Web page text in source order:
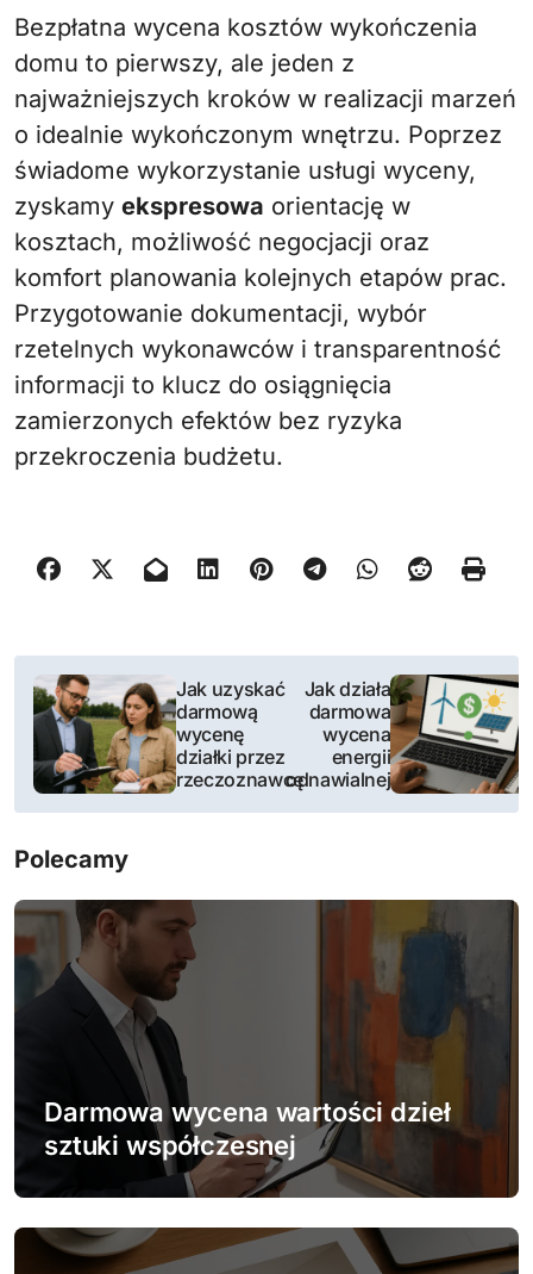
Bezpłatna wycena kosztów wykończenia
domu to pierwszy, ale jeden z
najważniejszych kroków w realizacji marzeń
o idealnie wykończonym wnętrzu. Poprzez
świadome wykorzystanie usługi wyceny,
zyskamy ekspresowa orientację w
kosztach, możliwość negocjacji oraz
komfort planowania kolejnych etapów prac.
Przygotowanie dokumentacji, wybór
rzetelnych wykonawców i transparentność
informacji to klucz do osiągnięcia
zamierzonych efektów bez ryzyka
przekroczenia budżetu.
N
w
i
g
a
c
j
p
i
Jak uzyskać
darmową
wycenę
działki przez
rzeczoznawcę
Jak działa
darmowa
wycena
energii
odnawialnej
Polecamy
Darmowa wycena wartości dzieł
sztuki współczesnej